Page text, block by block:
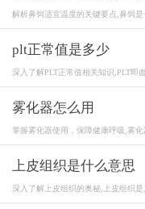
解析鼻饲适宜温度的关键要点,鼻饲
plt正常值是多少
深入了解PLT正常值相关知识,PLT即
雾化器怎么用
掌握雾化器使用，保障健康呼吸,雾
上皮组织是什么意思
深入了解上皮组织的奥秘,上皮组织